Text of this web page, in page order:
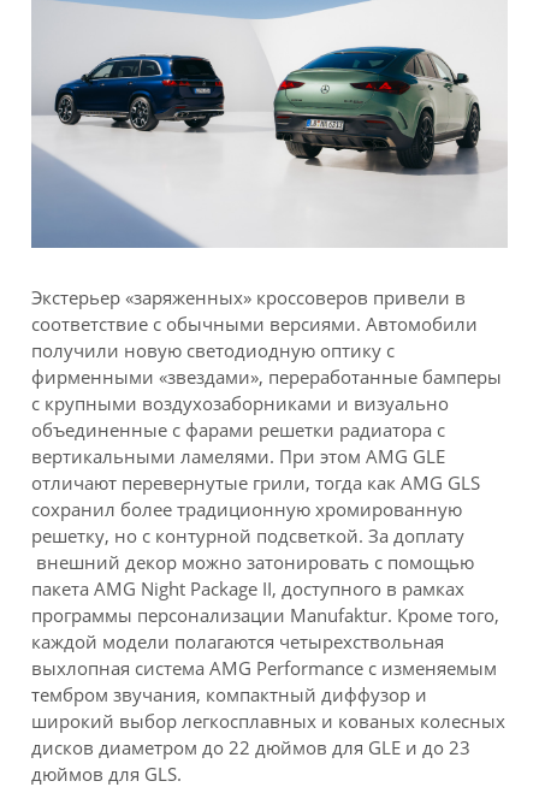
Экстерьер «заряженных» кроссоверов привели в
соответствие с обычными версиями. Автомобили
получили новую светодиодную оптику с
фирменными «звездами», переработанные бамперы
с крупными воздухозаборниками и визуально
объединенные с фарами решетки радиатора с
вертикальными ламелями. При этом AMG GLE
отличают перевернутые грили, тогда как AMG GLS
сохранил более традиционную хромированную
решетку, но с контурной подсветкой. За доплату
внешний декор можно затонировать с помощью
пакета AMG Night Package II, доступного в рамках
программы персонализации Manufaktur. Кроме того,
каждой модели полагаются четырехствольная
выхлопная система AMG Performance с изменяемым
тембром звучания, компактный диффузор и
широкий выбор легкосплавных и кованых колесных
дисков диаметром до 22 дюймов для GLE и до 23
дюймов для GLS.